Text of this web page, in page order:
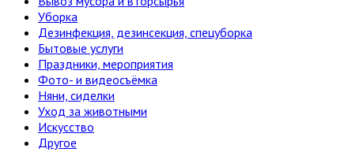
Уборка
Дезинфекция, дезинсекция, спецуборка
Бытовые услуги
Праздники, мероприятия
Фото- и видеосъёмка
Няни, сиделки
Уход за животными
Искусство
Другое